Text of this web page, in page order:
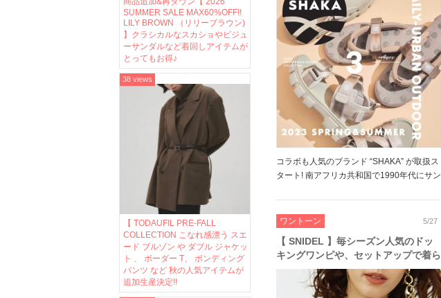
SUMMER SALE MAX60%OFF!!
LILY BROWN （リリーブラウン)
】クラシカルなスカショやビジュ
ーサンダルなど着回しアイテムが
とってもお得♪
【 TODAUFIL PRE-FALL
COLLECTION こなれ感漂う スエ
ード ブルゾン や ダブル ジャケッ
ト 、 ボーダー T、 ボンディング
パンツ など 秋の人気アイテムが
追加生産決定!!
38 views
コラボも人気のブランド “SHAKA” が取扱ス
タート! 南アフリカ共和国で1990年代にサン
落とし込んだウェビングテープが特徴です
近年は現代的なデザ […]
ワントーン 5/27
【 SNIDEL 】毎シーズン人気のドッ
キングワンピや、セットアップで着ら
れるコードレースがまたまた登場!!